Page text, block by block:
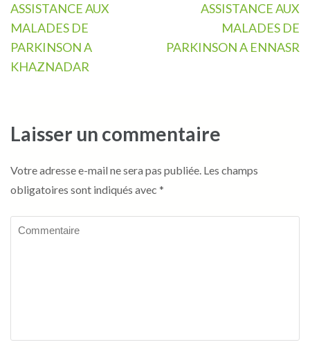
Navigation
de
l’article
ASSISTANCE AUX
MALADES DE
PARKINSON A
KHAZNADAR
ASSISTANCE AUX
MALADES DE
PARKINSON A ENNASR
Laisser un commentaire
Votre adresse e-mail ne sera pas publiée. Les champs
obligatoires sont indiqués avec *
Commentaire